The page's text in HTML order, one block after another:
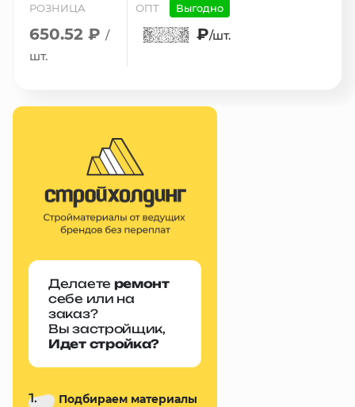
РОЗНИЦА
650.52 ₽ /
шт.
ОПТ Выгодно
₽/шт.
Делаете ремонт
себе или на
заказ?
Вы застройщик,
Идет стройка?
1.
Подбираем материалы